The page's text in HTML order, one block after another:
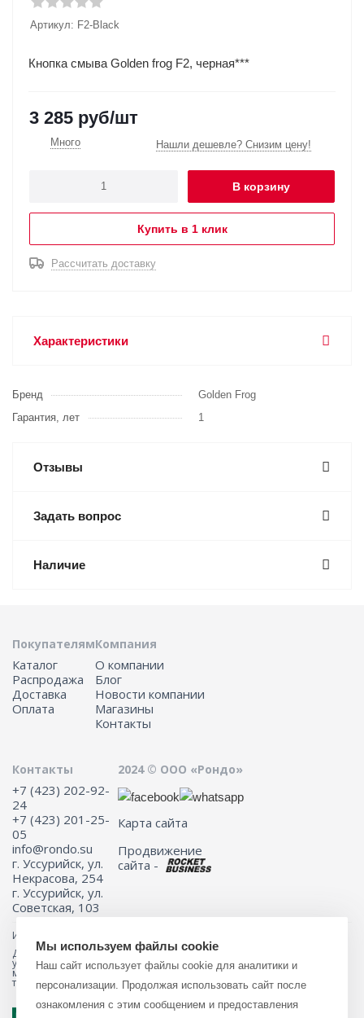
Артикул: F2-Black
Кнопка смыва Golden frog F2, черная***
3 285 руб/шт
Много Нашли дешевле? Снизим цену!
В корзину
Купить в 1 клик
Рассчитать доставку
Характеристики
Бренд
Golden Frog
Гарантия, лет
1
Отзывы
Задать вопрос
Наличие
Покупателям
Каталог
Распродажа
Доставка
Оплата
Компания
О компании
Блог
Новости компании
Магазины
Контакты
Контакты
+7 (423) 202-92-
24
+7 (423) 201-25-
05
info@rondo.su
г. Уссурийск, ул.
Некрасова, 254
г. Уссурийск, ул.
Советская, 103
2024 © ООО «Рондо»
Карта сайта
Продвижение
сайта -
Информация на сайте не является публичной офертой.
Для получения подробной информации о наличии и стоимости
указанных товаров и (или) услуг, пожалуйста, обращайтесь к
менеджеру сайта с помощью специальной формы связи или по
телефону 8 (423) 201-25-05
Мы используем файлы cookie
Наш сайт использует файлы cookie для аналитики и
персонализации. Продолжая использовать сайт после
ознакомления с этим сообщением и предоставления